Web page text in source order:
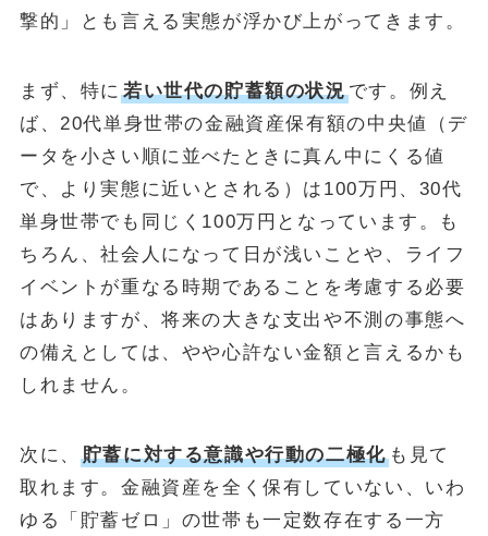
撃的」とも言える実態が浮かび上がってきます。
まず、特に 若い世代の貯蓄額の状況です。例え
ば、20代単身世帯の金融資産保有額の中央値（デ
ータを小さい順に並べたときに真ん中にくる値
で、より実態に近いとされる）は100万円、30代
単身世帯でも同じく100万円となっています。も
ちろん、社会人になって日が浅いことや、ライフ
イベントが重なる時期であることを考慮する必要
はありますが、将来の大きな支出や不測の事態へ
の備えとしては、やや心許ない金額と言えるかも
しれません。
次に、 貯蓄に対する意識や行動の二極化も見て
取れます。金融資産を全く保有していない、いわ
ゆる「貯蓄ゼロ」の世帯も一定数存在する一方